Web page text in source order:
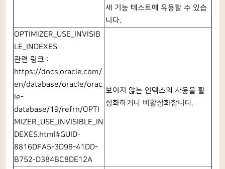
새 기능 테스트에 유용할 수 있습
니다.
OPTIMIZER_USE_INVISIB
LE_INDEXES
관련 링크 :
https://docs.oracle.com/
en/database/oracle/orac
le-
database/19/refrn/OPTI
MIZER_USE_INVISIBLE_IN
DEXES.html#GUID-
8816DFA5-3D98-41DD-
B752-D384BC8DE12A
보이지 않는 인덱스의 사용을 활
성화하거나 비활성화합니다.